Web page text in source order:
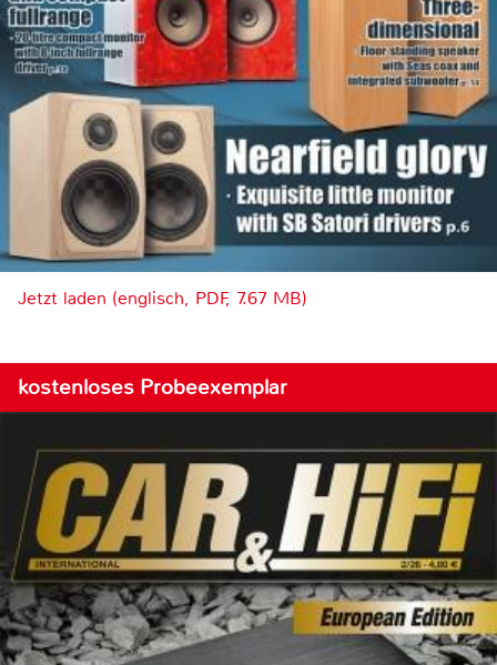
Jetzt laden (englisch, PDF, 7.67 MB)
kostenloses Probeexemplar